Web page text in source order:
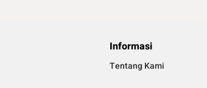
Informasi
Tentang Kami